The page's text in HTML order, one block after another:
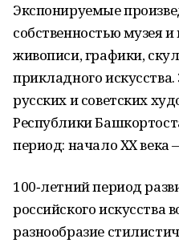
Экспонируемые
собственностью музея
живописи, графики,
прикладного
русских и советских
Республики
период: начало ХХ века
100‑летний период
российского искусства
разнообразие